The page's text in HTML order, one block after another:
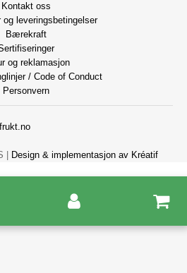
Kontakt oss
og leveringsbetingelser
Bærekraft
og reklamasjon
/ Code of Conduct
Personvern
frukt.no
| Design & implementasjon av Kréatif